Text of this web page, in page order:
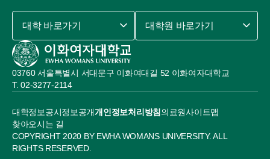
대학정보공시정보공개개인정보처리방침의료원사이트맵
찾아오시는 길
03760 서울특별시 서대문구 이화여대길 52 이화여자대학교
02-3277-2114
대학 바로가기 대학원 바로가기
COPYRIGHT 2020 BY EWHA WOMANS UNIVERSITY. ALL
RIGHTS RESERVED.